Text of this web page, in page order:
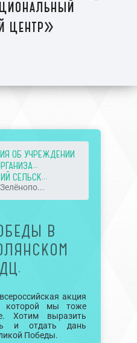
центр»
ОБ УЧРЕЖДЕНИИ
СЕЛЬСК...
В
акция
которой мы тоже
Хотим выразить
и отдать дань
Победы.